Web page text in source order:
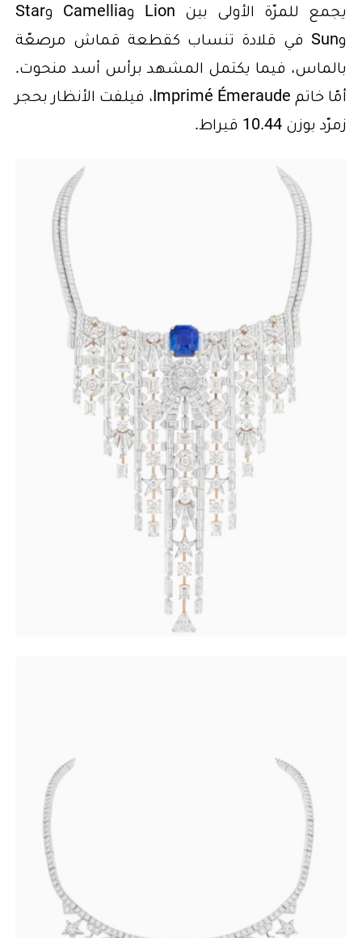
يجمع للمرّة الأولى بين Lion وCamellia وStar
وSun في قلادة تنساب كقطعة قماش مرصعّة
بالماس، فيما يكتمل المشهد برأس أسد منحوت.
أمّا خاتم Imprimé Émeraude، فيلفت الأنظار بحجر
زمرّد بوزن 10.44 قيراط.